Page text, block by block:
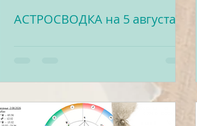
АСТРОСВОДКА на 5 августа